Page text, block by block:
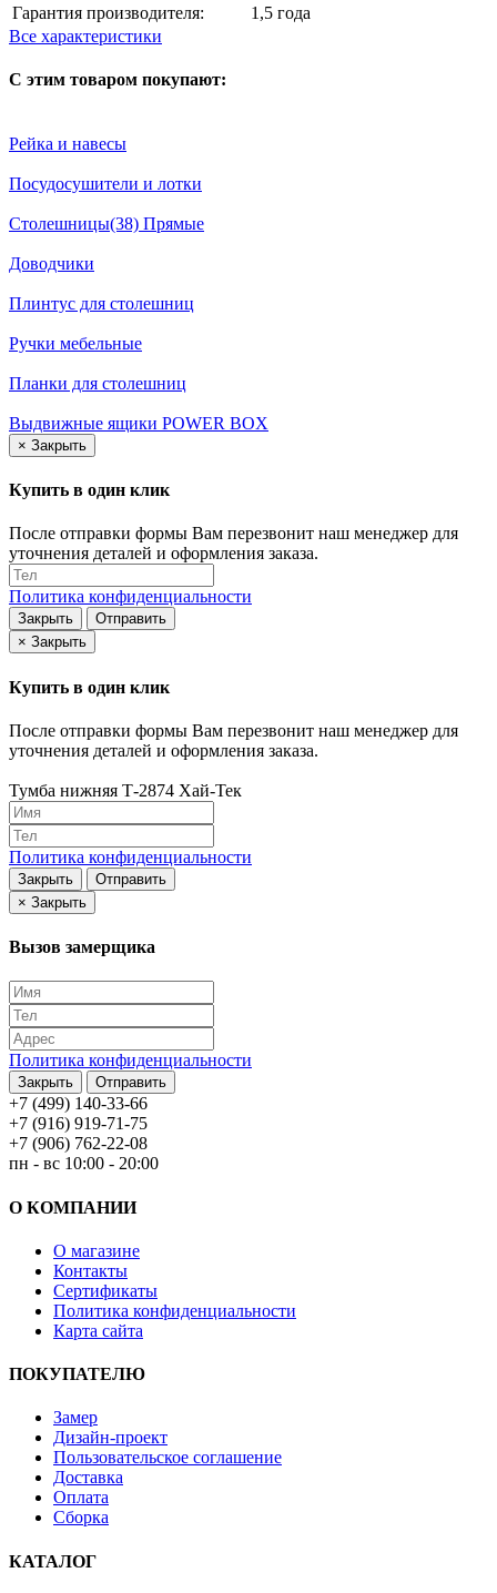
Гарантия производителя:
1,5 года
Все характеристики
С этим товаром покупают:
Рейка и навесы
Посудосушители и лотки
Столешницы(38) Прямые
Доводчики
Плинтус для столешниц
Ручки мебельные
Планки для столешниц
Выдвижные ящики POWER BOX
× Закрыть
Купить в один клик
После отправки формы Вам перезвонит наш менеджер для
уточнения деталей и оформления заказа.
Политика конфиденциальности
Закрыть
Отправить
× Закрыть
Купить в один клик
После отправки формы Вам перезвонит наш менеджер для
уточнения деталей и оформления заказа.
Тумба нижняя Т-2874 Хай-Тек
Политика конфиденциальности
Закрыть
Отправить
× Закрыть
Вызов замерщика
Политика конфиденциальности
Закрыть Отправить
+7 (499) 140-33-66
+7 (916) 919-71-75
+7 (906) 762-22-08
пн - вс 10:00 - 20:00
О КОМПАНИИ
О магазине
Контакты
Сертификаты
Политика конфиденциальности
Карта сайта
ПОКУПАТЕЛЮ
Замер
Дизайн-проект
Пользовательское соглашение
Доставка
Оплата
Сборка
КАТАЛОГ